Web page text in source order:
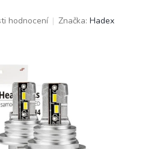
hodnocení Značka: Hadex